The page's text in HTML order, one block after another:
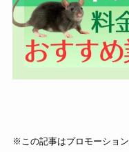
※この記事はプロモーション